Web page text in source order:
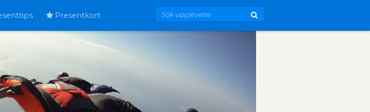
Presentkort